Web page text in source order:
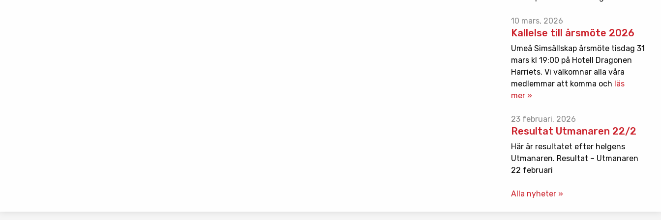
10 mars, 2026
Kallelse till årsmöte 2026
Umeå Simsällskap årsmöte tisdag 31
mars kl 19:00 på Hotell Dragonen
Harriets. Vi välkomnar alla våra
medlemmar att komma och läs
mer »
23 februari, 2026
Resultat Utmanaren 22/2
Här är resultatet efter helgens
Utmanaren. Resultat – Utmanaren
22 februari
Alla nyheter »